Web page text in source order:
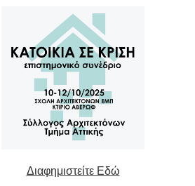
Διαφημιστείτε Εδώ